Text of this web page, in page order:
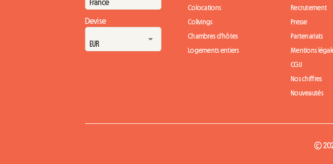
Devise
Colocations
Colivings
Chambres d'hôtes
Logements entiers
Recrutement
Presse
Partenariats
Mentions
CGU
Nos chiffres
Nouveautés
©